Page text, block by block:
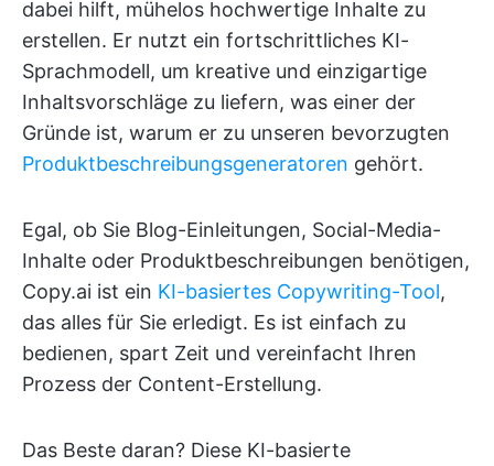
dabei hilft, mühelos hochwertige Inhalte zu
erstellen. Er nutzt ein fortschrittliches KI-
Sprachmodell, um kreative und einzigartige
Inhaltsvorschläge zu liefern, was einer der
Gründe ist, warum er zu unseren bevorzugten
Produktbeschreibungsgeneratoren gehört.
Egal, ob Sie Blog-Einleitungen, Social-Media-
Inhalte oder Produktbeschreibungen benötigen,
Copy.ai ist ein KI-basiertes Copywriting-Tool,
das alles für Sie erledigt. Es ist einfach zu
bedienen, spart Zeit und vereinfacht Ihren
Prozess der Content-Erstellung.
Das Beste daran? Diese KI-basierte